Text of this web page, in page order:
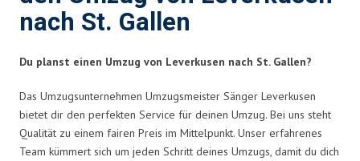
nach St. Gallen
Du planst einen Umzug von Leverkusen nach St. Gallen?
Das Umzugsunternehmen Umzugsmeister Sänger Leverkusen
bietet dir den perfekten Service für deinen Umzug. Bei uns steht
Qualität zu einem fairen Preis im Mittelpunkt. Unser erfahrenes
Team kümmert sich um jeden Schritt deines Umzugs, damit du dich